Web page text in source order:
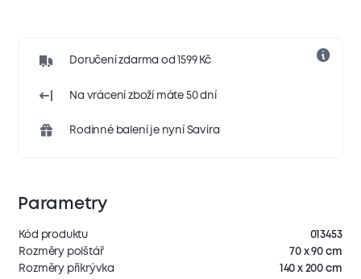
Doručení zdarma od 1599 Kč
Na vrácení zboží máte 50 dní
Rodinné balení je nyní Savira
Parametry
Kód produktu
013453
Rozměry polštář
70 x 90 cm
Rozměry přikrývka
140 x 200 cm